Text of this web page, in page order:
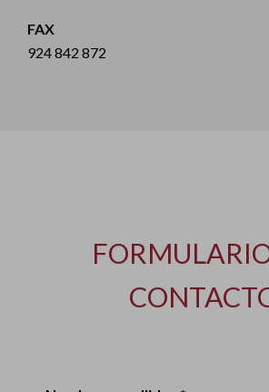
FAX
924 842 872